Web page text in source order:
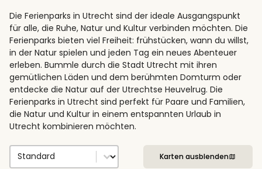
Die Ferienparks in Utrecht sind der ideale Ausgangspunkt
für alle, die Ruhe, Natur und Kultur verbinden möchten. Die
Ferienparks bieten viel Freiheit: frühstücken, wann du willst,
in der Natur spielen und jeden Tag ein neues Abenteuer
erleben. Bummle durch die Stadt Utrecht mit ihren
gemütlichen Läden und dem berühmten Domturm oder
entdecke die Natur auf der Utrechtse Heuvelrug. Die
Ferienparks in Utrecht sind perfekt für Paare und Familien,
die Natur und Kultur in einem entspannten Urlaub in
Utrecht kombinieren möchten.
Sort by
Sort content Karten ausblenden